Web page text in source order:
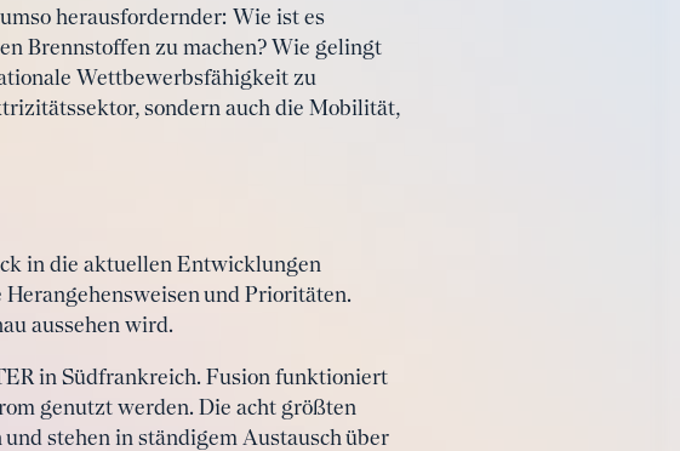
herausfordernder: Wie ist es
Brennstoffen zu machen? Wie gelingt
Wettbewerbsfähigkeit zu
sondern auch die Mobilität,
in die aktuellen Entwicklungen
und Prioritäten.
aussehen wird.
in Südfrankreich. Fusion funktioniert
genutzt werden. Die acht größten
stehen in ständigem Austausch über